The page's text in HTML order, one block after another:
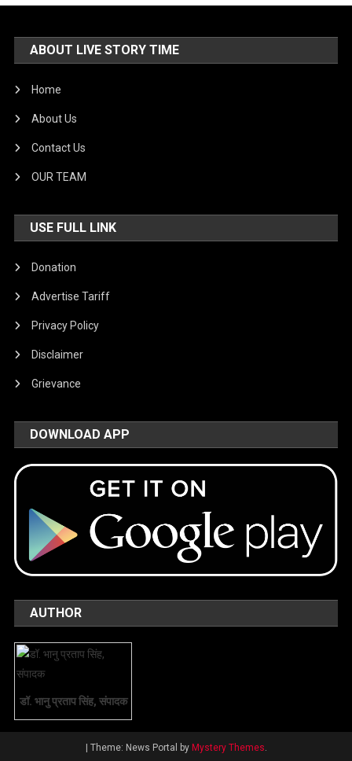
ABOUT LIVE STORY TIME
Home
About Us
Contact Us
OUR TEAM
USE FULL LINK
Donation
Advertise Tariff
Privacy Policy
Disclaimer
Grievance
DOWNLOAD APP
AUTHOR
डॉ. भानु प्रताप सिंह, संपादक
| Theme: News Portal by Mystery Themes